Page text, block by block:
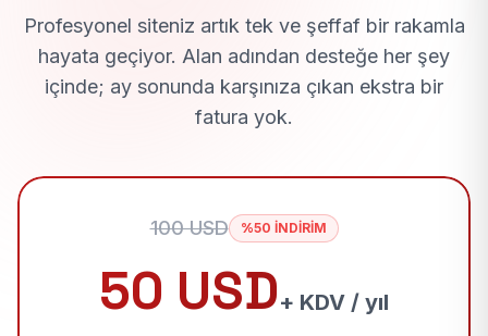
Profesyonel siteniz artık tek ve şeffaf bir rakamla
hayata geçiyor. Alan adından desteğe her şey
içinde; ay sonunda karşınıza çıkan ekstra bir
fatura yok.
100 USD %50 İNDİRİM
50 USD+ KDV / yıl